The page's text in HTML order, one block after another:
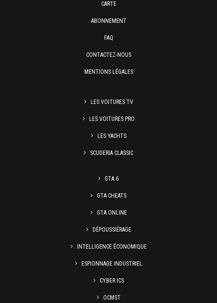
CARTE
ABONNEMENT
FAQ
CONTACTEZ-NOUS
MENTIONS LÉGALES
LES VOITURES TV
LES VOITURES PRO
LES YACHTS
SCUDERIA CLASSIC
GTA 6
GTA CHEATS
GTA ONLINE
DÉPOUSSIÉRAGE
INTELLIGENCE ÉCONOMIQUE
ESPIONNAGE INDUSTRIEL
CYBER ICS
OCMST